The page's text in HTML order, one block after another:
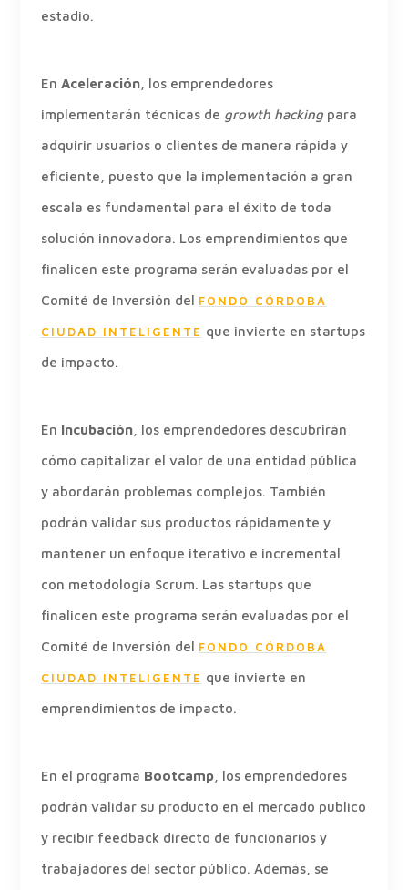
estadio.
En Aceleración, los emprendedores
implementarán técnicas de growth hacking para
adquirir usuarios o clientes de manera rápida y
eficiente, puesto que la implementación a gran
escala es fundamental para el éxito de toda
solución innovadora. Los emprendimientos que
finalicen este programa serán evaluadas por el
Comité de Inversión del FONDO CÓRDOBA
CIUDAD INTELIGENTE que invierte en startups
de impacto.
En Incubación, los emprendedores descubrirán
cómo capitalizar el valor de una entidad pública
y abordarán problemas complejos. También
podrán validar sus productos rápidamente y
mantener un enfoque iterativo e incremental
con metodología Scrum. Las startups que
finalicen este programa serán evaluadas por el
Comité de Inversión del FONDO CÓRDOBA
CIUDAD INTELIGENTE que invierte en
emprendimientos de impacto.
En el programa Bootcamp, los emprendedores
podrán validar su producto en el mercado público
y recibir feedback directo de funcionarios y
trabajadores del sector público. Además, se